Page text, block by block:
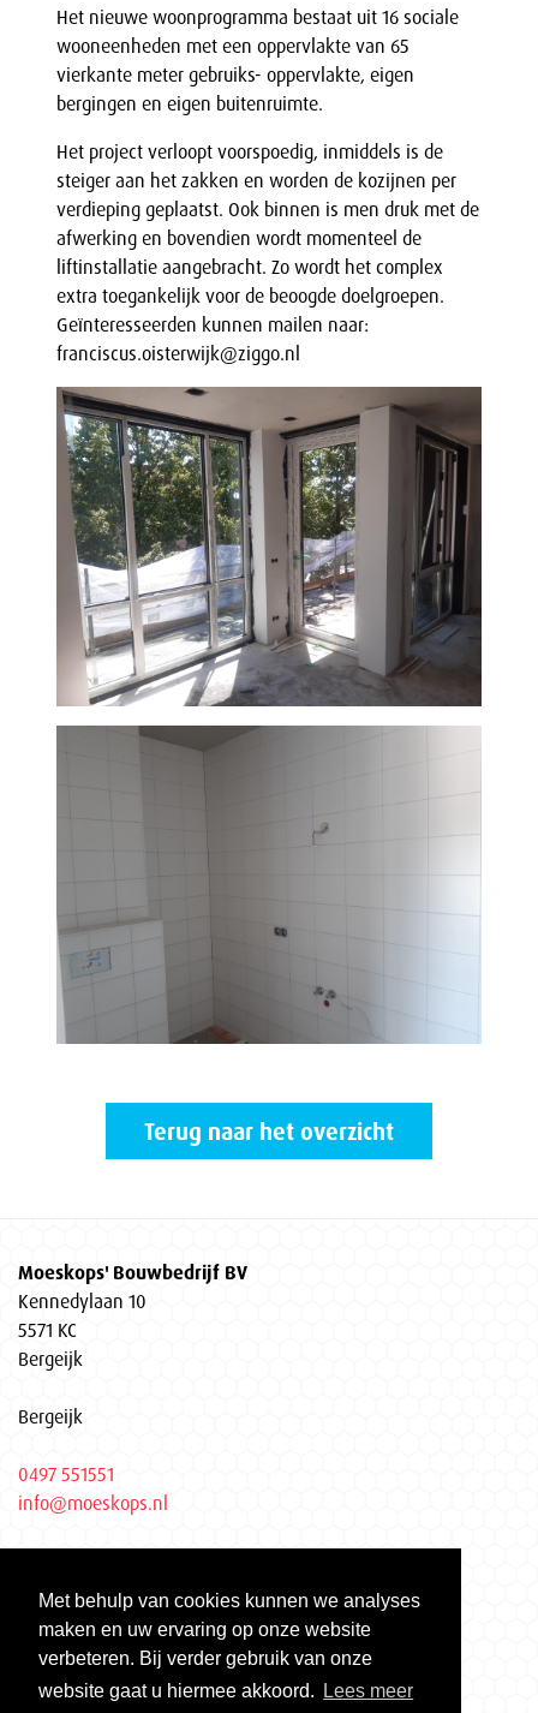
Met behulp van cookies kunnen we analyses
maken en uw ervaring op onze website
verbeteren. Bij verder gebruik van onze
website gaat u hiermee akkoord.
Lees meer
Het nieuwe woonprogramma bestaat uit 16 sociale
wooneenheden met een oppervlakte van 65
vierkante meter gebruiks- oppervlakte, eigen
bergingen en eigen buitenruimte.
Het project verloopt voorspoedig, inmiddels is de
steiger aan het zakken en worden de kozijnen per
verdieping geplaatst. Ook binnen is men druk met de
afwerking en bovendien wordt momenteel de
liftinstallatie aangebracht. Zo wordt het complex
extra toegankelijk voor de beoogde doelgroepen.
Geïnteresseerden kunnen mailen naar:
franciscus.oisterwijk@ziggo.nl
Terug naar het overzicht
Moeskops' Bouwbedrijf BV
Kennedylaan 10
5571 KC
Bergeijk
Bergeijk
0497 551551
info@moeskops.nl
KvK Eindhoven 17037155
Gecertificeerd volgens ISO 9001 | ISO 14001 | VCA**